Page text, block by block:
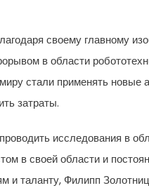
своему главному
в области
стали применять новые
затраты.
исследования в
в своей области и
и таланту, Филипп